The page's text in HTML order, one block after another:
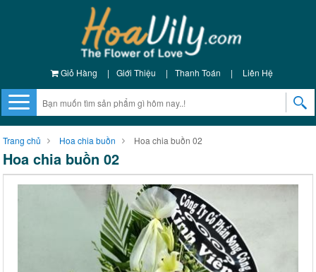
Giỏ Hàng | Giới Thiệu | Thanh Toán | Liên Hệ
Trang chủ Hoa chia buồn Hoa chia buồn 02
Hoa chia buồn 02